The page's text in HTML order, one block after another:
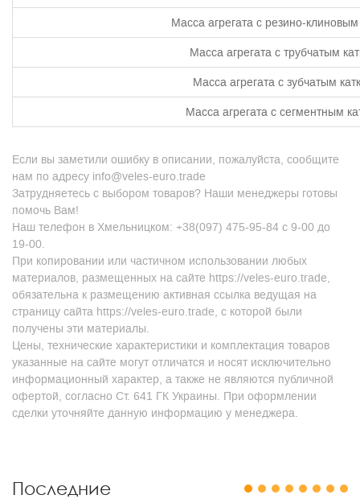
Масса агрегата с резино-клиновым
Масса агрегата с трубчатым
Масса агрегата с зубчатым
Масса агрегата с сегментным
Если вы заметили ошибку в описании, пожалуйста, сообщите
нам по адресу info@veles-euro.trade
Затрудняетесь с выбором товаров? Наши менеджеры готовы
помочь Вам!
Наш телефон в Хмельницком: +38(097) 475-95-84 с 9-00 до
19-00.
При копировании или частичном использовании любых
материалов, размещенных на сайте https://veles-euro.trade,
обязательна к размещению активная ссылка ведущая на
страницу сайта https://veles-euro.trade, с которой были
получены эти материалы.
Цены, технические характеристики и комплектация товаров
указанные на сайте могут отличатся и носят исключительно
информационный характер, а также не являются публичной
офертой, согласно Ст. 641 ГК Украины. При оформлении
сделки уточняйте данную информацию у менеджера.
Последние 1 2 3 4 5 6 7 8